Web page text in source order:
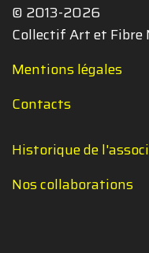
© 2013-2026
Collectif Art et Fibre
Mentions légales
Contacts
Historique de
Nos collaborations